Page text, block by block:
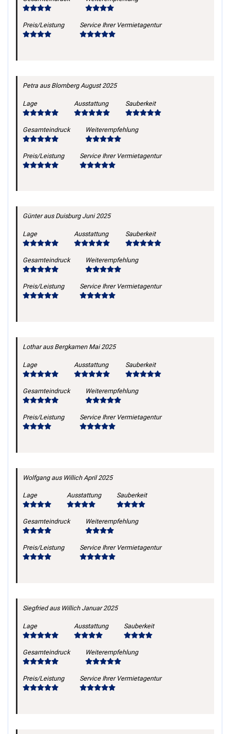
Preis/Leistung Service Ihrer Vermietagentur
Petra aus Blomberg August 2025
Lage Ausstattung Sauberkeit
Gesamteindruck Weiterempfehlung
Preis/Leistung Service Ihrer Vermietagentur
Günteraus Duisburg Juni 2025
Lage Ausstattung Sauberkeit
Gesamteindruck Weiterempfehlung
Preis/Leistung Service Ihrer Vermietagentur
Lotharaus Bergkamen Mai 2025
Lage Ausstattung Sauberkeit
Gesamteindruck Weiterempfehlung
Preis/Leistung Service Ihrer Vermietagentur
Wolfgangaus Willich April 2025
Lage Ausstattung Sauberkeit
Gesamteindruck Weiterempfehlung
Preis/Leistung Service Ihrer Vermietagentur
Siegfriedaus Willich Januar 2025
Lage Ausstattung Sauberkeit
Gesamteindruck Weiterempfehlung
Preis/Leistung Service Ihrer Vermietagentur